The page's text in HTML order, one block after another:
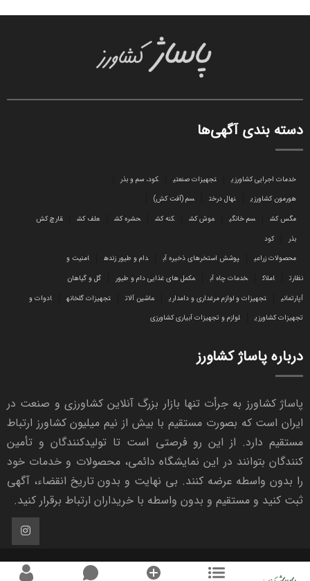
دسته بندی آگهی‌ها
خدمات اجرایی کشاورزی تجهیزات صنعتی
کود، سم و بذر
هورمون کشاورزی
نهال درخت
سم (آفت کش)
مگس کش
سم خانگی موش کش کنه کش حشره کش علف کش
قارچ کش
بذر
کود
محصولات زراعی
پوشش استخرهای ذخیره آب دام و طیور زنده
امنیت و
نظارت
املاک خدمات چاه آب مکمل های غذایی دام و طیور
گل و گیاهان
آپارتمانی
تجهیزات و لوازم مرغداری و دامداری ماشین آلات تجهیزات گلخانه
ادوات و
تجهیزات کشاورزی
لوازم و تجهیزات آبیاری کشاورزی
درباره پاساژ کشاورز
پاساژ کشاورز به جرأت تنها بازار بزرگ آنلاین کشاورزی و صنعت در
ایران است که بصورت مستقیم با بیش از نیم میلیون کشاورز ارتباط
مستقیم دارد. از این رو فرصتی است تا تولیدکنندگان و تأمین
کنندگان بتوانند در این نمایشگاه دائمی، محصولات و خدمات خود
را بدون واسطه عرضه کنند. بی نهایت و بدون تاریخ انقضاء، آگهی
ثبت کنید و مستقیم و بدون واسطه با خریداران ارتباط برقرار کنید.
1402 - 1404 © کلیه حقوق این سایت محفوظ و متعلق به پاساژ